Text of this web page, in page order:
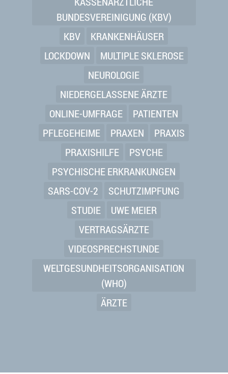
BUNDESVEREINIGUNG (KBV)
KBV
KRANKENHÄUSER
LOCKDOWN
MULTIPLE SKLEROSE
NEUROLOGIE
NIEDERGELASSENE ÄRZTE
ONLINE-UMFRAGE
PATIENTEN
PFLEGEHEIME
PRAXEN
PRAXIS
PRAXISHILFE
PSYCHE
PSYCHISCHE ERKRANKUNGEN
SARS-COV-2
SCHUTZIMPFUNG
STUDIE
UWE MEIER
VERTRAGSÄRZTE
VIDEOSPRECHSTUNDE
WELTGESUNDHEITSORGANISATION
(WHO)
ÄRZTE